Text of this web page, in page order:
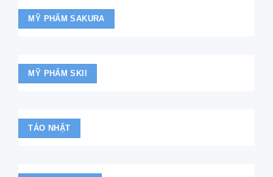
MỸ PHẨM SAKURA
MỸ PHẨM SKII
TẢO NHẬT